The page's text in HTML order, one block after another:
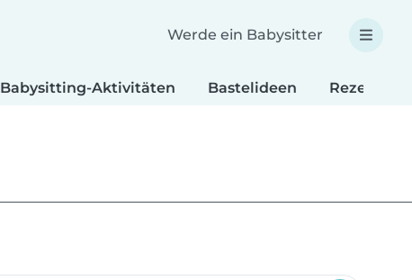
Werde ein Babysitter
Babysitting-Aktivitäten Bastelideen Rezepte